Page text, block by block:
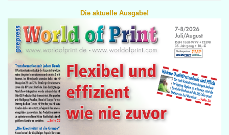
Die aktuelle Ausgabe!